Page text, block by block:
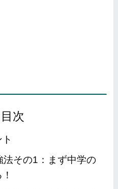
目次
その1：まず中学の